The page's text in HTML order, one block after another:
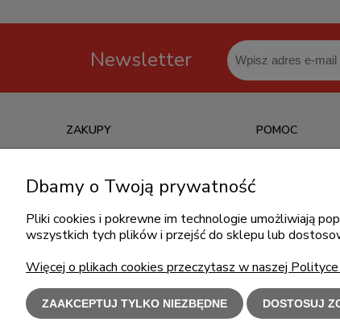
Newsletter
ZAKUPY
Informacje o leasingu
Koszt dostawy
POMOC
Regulamin
Dbamy o Twoją prywatność
Pliki cookies i pokrewne im technologie umożliwiają
wszystkich tych plików i przejść do sklepu lub
Więcej o plikach cookies przeczytasz w naszej
ZAAKCEPTUJ TYLKO NIEZBĘDNE DOSTOSUJ